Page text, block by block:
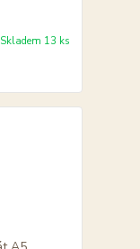
Skladem 13 ks